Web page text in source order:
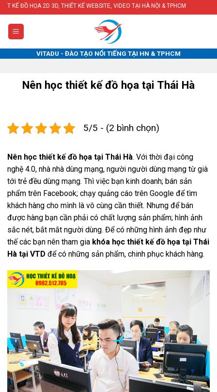
Skip
to
content
3D, THIẾT KẾ WEBSITE, VIDEO TẠI HÀ NỘI & TPHCM
VITADU - ĐÀO TẠO NỔI TIẾNG TẠI HN & TPHCM
Nên học thiết kế đồ họa tại Thái Hà
5/5 - (2 bình chọn)
Nên học thiết kế đồ họa tại Thái Hà. Với thời đại công
nghệ 4.0, nhà nhà dùng mạng, người người dùng mạng từ già
tới trẻ đều dùng mạng. Thì việc bạn kinh doanh; bán sản
phẩm trên Facebook; chạy quảng cáo trên Google để tìm
khách hàng cho mình là vô cùng cần thiết. Nhưng để bán
được hàng bạn cần phải có chất lượng sản phẩm; hình ảnh
sắc nét, bắt mắt người dùng. Để có những hình ảnh đẹp như
thế các bạn nên tham gia khóa học thiết kế đồ họa tại Thái
Hà tại VTD để có những sản phẩm, chinh phục khách hàng.